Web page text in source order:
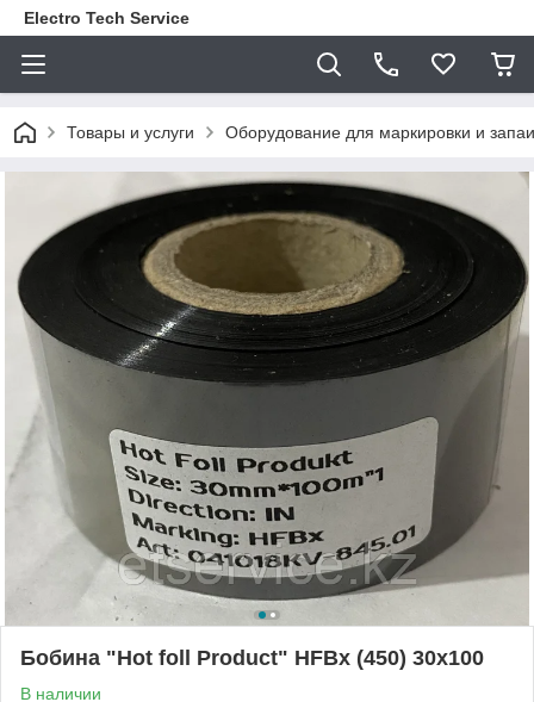
Electro Tech Service
Товары и услуги Оборудование для маркировки и
Бобина "Hot foll Product" HFBx (450) 30x100
В наличии